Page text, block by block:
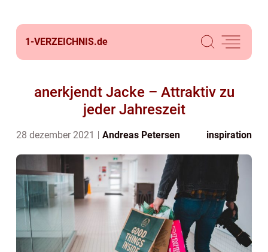
1-VERZEICHNIS.de
anerkjendt Jacke – Attraktiv zu
jeder Jahreszeit
28 dezember 2021 Andreas Petersen inspiration